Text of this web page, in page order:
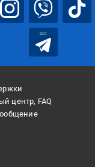
bot
центр, FAQ